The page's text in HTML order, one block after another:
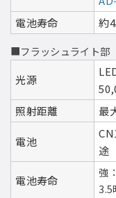
電池寿命
約
■フラッシュライト部
光源
照射距離
最
電池
途
電池寿命
強
3.5